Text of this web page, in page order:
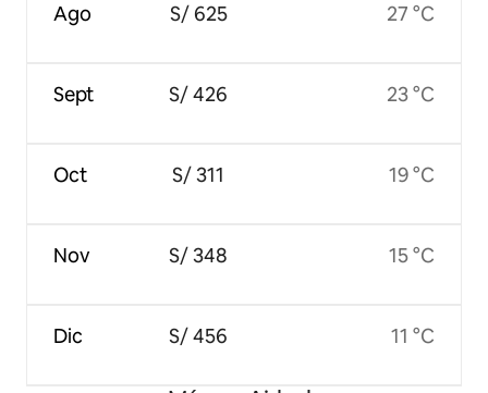
Ago
Sept
Oct
Nov
Dic
S/ 625
S/ 426
S/ 311
S/ 348
S/ 456
27 °C
23 °C
19 °C
15 °C
11 °C